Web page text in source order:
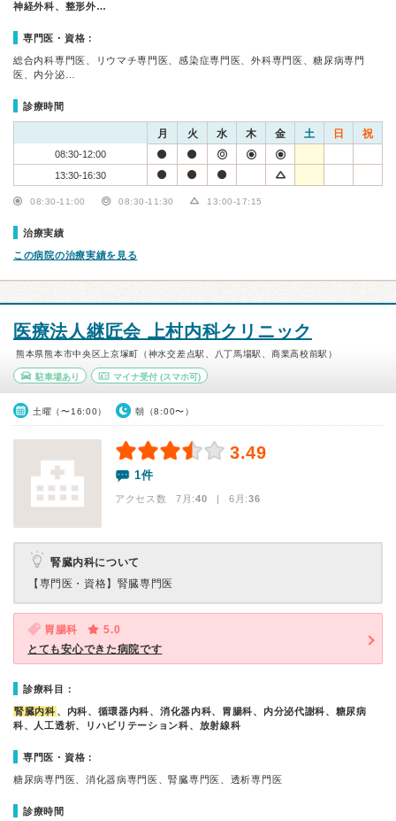
神経外科、整形外…
専門医・資格：
総合内科専門医、リウマチ専門医、感染症専門医、外科専門医、糖尿病専門
医、内分泌…
診療時間
月 火 水 木 金 土 日 祝
08:30-12:00
13:30-16:30
08:30-11:00 08:30-11:30 13:00-17:15
治療実績
この病院の治療実績を見る
医療法人継匠会 上村内科クリニック
熊本県熊本市中央区上京塚町（神水交差点駅、八丁馬場駅、商業高校前駅）
駐車場あり マイナ受付(スマホ可)
土曜（〜16:00） 朝（8:00〜）
3.49
1件
アクセス数 7月:40 | 6月:36
腎臓内科について
【専門医・資格】 腎臓専門医
胃腸科
5.0
とても安心できた病院です
診療科目：
腎臓内科 、内科、循環器内科、消化器内科、胃腸科、内分泌代謝科、糖尿病
科、人工透析、リハビリテーション科、放射線科
専門医・資格：
糖尿病専門医、消化器病専門医、腎臓専門医、透析専門医
診療時間